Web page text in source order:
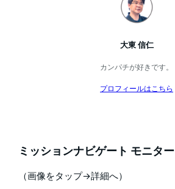
大東 信仁
カンパチが好きです。
プロフィールはこちら
ミッションナビゲート モニター
（画像をタップ→詳細へ）